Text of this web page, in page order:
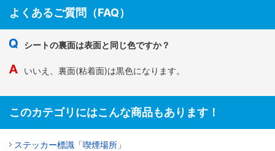
よくあるご質問（FAQ）
シートの裏面は表面と同じ色ですか？
いいえ、裏面(粘着面)は黒色になります。
このカテゴリにはこんな商品もあります！
ステッカー標識「喫煙場所」